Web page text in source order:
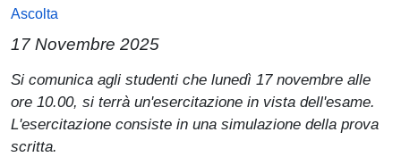
Ascolta
17 Novembre 2025
Paragrafo
Si comunica agli studenti che lunedì 17 novembre alle
ore 10.00, si terrà un'esercitazione in vista dell'esame.
L'esercitazione consiste in una simulazione della prova
scritta.